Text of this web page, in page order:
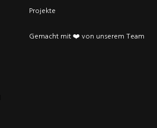
Projekte
Gemacht mit ❤️ von unserem Team